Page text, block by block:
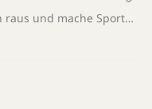
und mache Sport…